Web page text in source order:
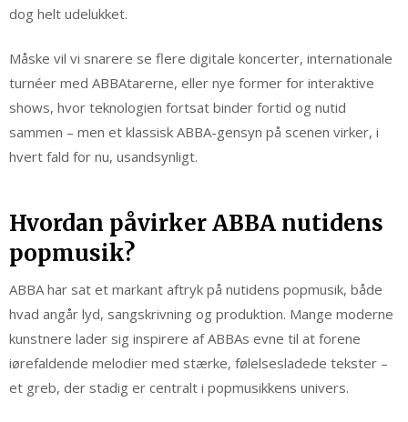
dog helt udelukket.
Måske vil vi snarere se flere digitale koncerter, internationale
turnéer med ABBAtarerne, eller nye former for interaktive
shows, hvor teknologien fortsat binder fortid og nutid
sammen – men et klassisk ABBA-gensyn på scenen virker, i
hvert fald for nu, usandsynligt.
Hvordan påvirker ABBA nutidens
popmusik?
ABBA har sat et markant aftryk på nutidens popmusik, både
hvad angår lyd, sangskrivning og produktion. Mange moderne
kunstnere lader sig inspirere af ABBAs evne til at forene
iørefaldende melodier med stærke, følelsesladede tekster –
et greb, der stadig er centralt i popmusikkens univers.